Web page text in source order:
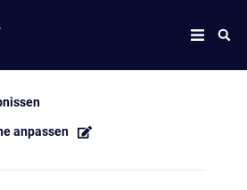
anpassen